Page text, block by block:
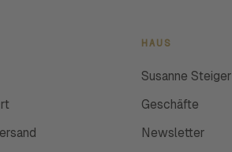
HAUS
Susanne Steiger
Geschäfte
Newsletter